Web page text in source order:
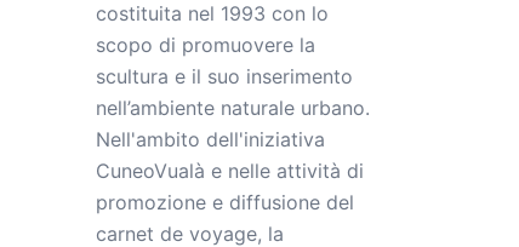
costituita nel 1993 con lo
scopo di promuovere la
scultura e il suo inserimento
nell’ambiente naturale urbano.
Nell'ambito dell'iniziativa
CuneoVualà e nelle attività di
promozione e diffusione del
carnet de voyage, la